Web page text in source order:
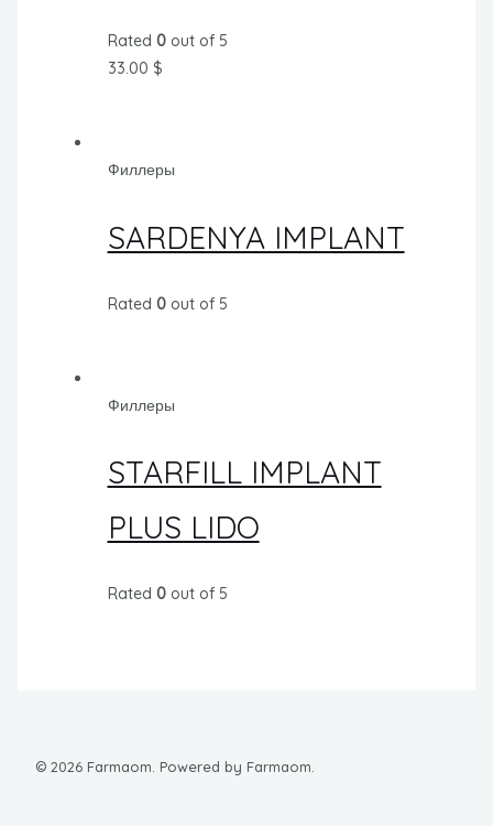
Rated 0out of 5
33.00 $
Филлеры
SARDENYA IMPLANT
Rated 0out of 5
Филлеры
STARFILL IMPLANT
PLUS LIDO
Rated 0out of 5
© 2026 Farmaom. Powered by Farmaom.